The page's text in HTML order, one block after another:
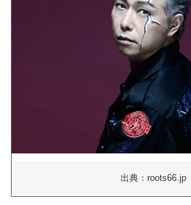
出典：roots66.jp